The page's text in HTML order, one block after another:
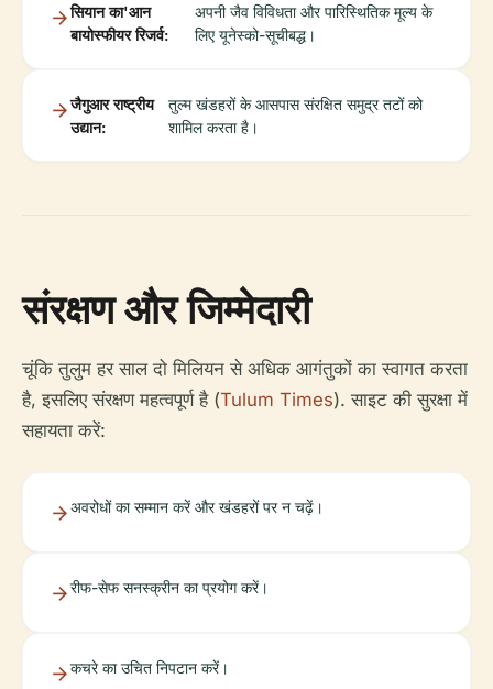
सियान का'आन
बायोस्फीयर रिजर्व:
अपनी जैव विविधता और पारिस्थितिक मूल्य के
लिए यूनेस्को-सूचीबद्ध।
जैगुआर राष्ट्रीय
उद्यान:
तुल्म खंडहरों के आसपास संरक्षित समुद्र तटों को
शामिल करता है।
संरक्षण और जिम्मेदारी
चूंकि तुलुम हर साल दो मिलियन से अधिक आगंतुकों का स्वागत करता
है, इसलिए संरक्षण महत्वपूर्ण है (Tulum Times). साइट की सुरक्षा में
सहायता करें:
अवरोधों का सम्मान करें और खंडहरों पर न चढ़ें।
रीफ-सेफ सनस्क्रीन का प्रयोग करें।
कचरे का उचित निपटान करें।